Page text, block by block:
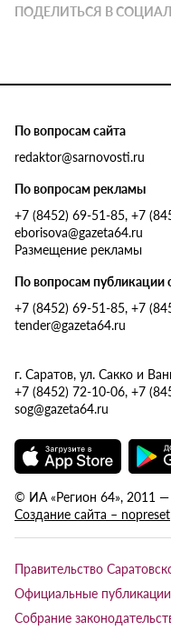
ПОДЕЛИТЬСЯ В
По вопросам сайта
redaktor@sarnovosti.ru
По вопросам рекламы
+7 (8452) 69-51-85, +7
eborisova@gazeta64.ru
Размещение рекламы
По вопросам
+7 (8452) 69-51-85, +7
tender@gazeta64.ru
г. Саратов, ул. Сакко и
+7 (8452) 72-10-06, +7
sog@gazeta64.ru
© ИА «Регион 64», 2011
Создание сайта – nopreset
Правительство
Официальные публикации
Собрание